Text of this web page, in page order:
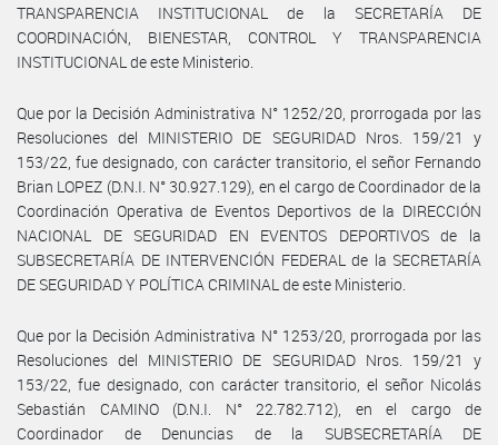
TRANSPARENCIA INSTITUCIONAL de la SECRETARÍA DE
COORDINACIÓN, BIENESTAR, CONTROL Y TRANSPARENCIA
INSTITUCIONAL de este Ministerio.
Que por la Decisión Administrativa N° 1252/20, prorrogada por las
Resoluciones del MINISTERIO DE SEGURIDAD Nros. 159/21 y
153/22, fue designado, con carácter transitorio, el señor Fernando
Brian LOPEZ (D.N.I. N° 30.927.129), en el cargo de Coordinador de la
Coordinación Operativa de Eventos Deportivos de la DIRECCIÓN
NACIONAL DE SEGURIDAD EN EVENTOS DEPORTIVOS de la
SUBSECRETARÍA DE INTERVENCIÓN FEDERAL de la SECRETARÍA
DE SEGURIDAD Y POLÍTICA CRIMINAL de este Ministerio.
Que por la Decisión Administrativa N° 1253/20, prorrogada por las
Resoluciones del MINISTERIO DE SEGURIDAD Nros. 159/21 y
153/22, fue designado, con carácter transitorio, el señor Nicolás
Sebastián CAMINO (D.N.I. N° 22.782.712), en el cargo de
Coordinador de Denuncias de la SUBSECRETARÍA DE